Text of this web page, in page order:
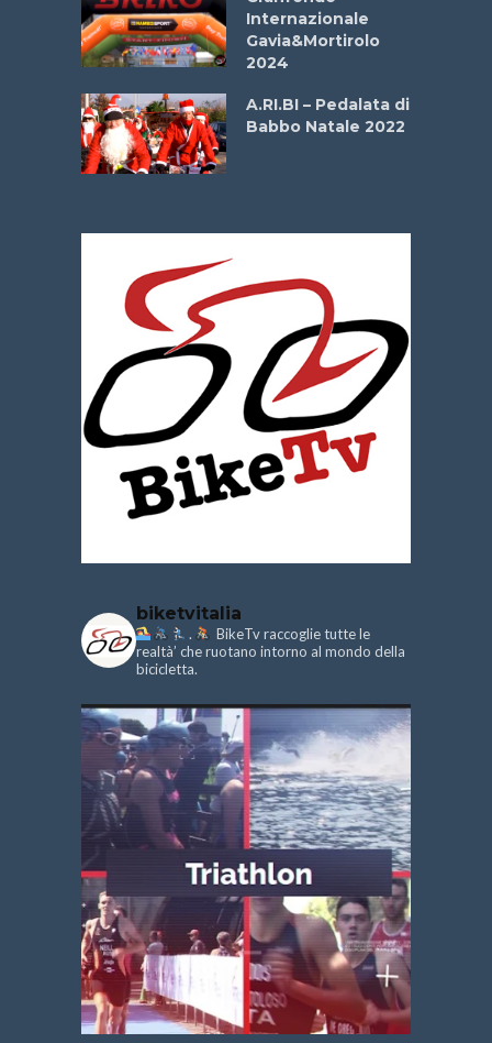
Internazionale
Gavia&Mortirolo
2024
A.RI.BI – Pedalata di
Babbo Natale 2022
biketvitalia
.
BikeTv raccoglie tutte le
realtà’ che ruotano intorno al mondo della
bicicletta.